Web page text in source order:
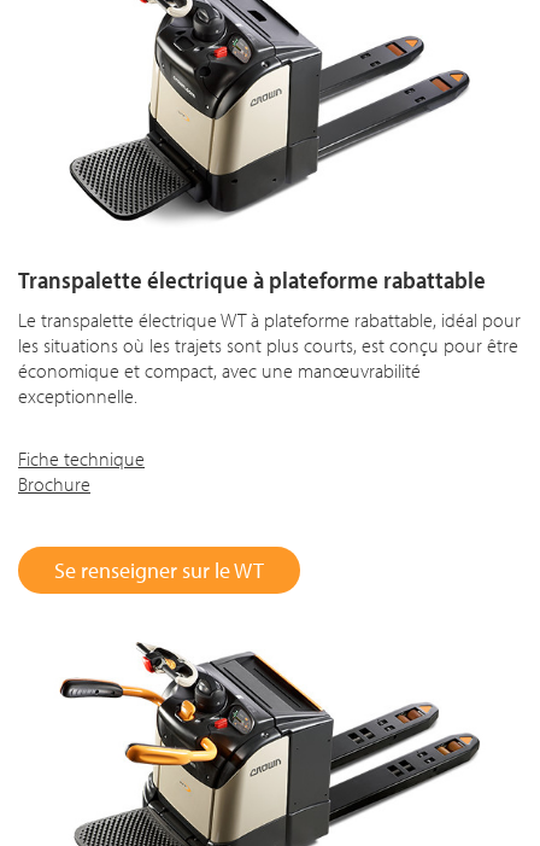
Transpalette électrique à plateforme rabattable
Le transpalette électrique WT à plateforme rabattable, idéal pour
les situations où les trajets sont plus courts, est conçu pour être
économique et compact, avec une manœuvrabilité
exceptionnelle.
Fiche technique
Brochure
Se renseigner sur le WT